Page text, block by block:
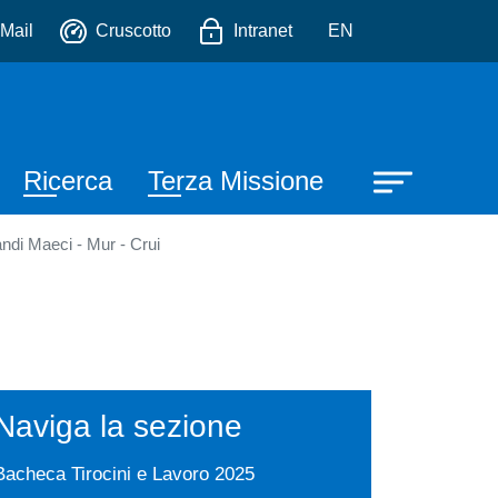
Mail Cruscotto Intranet EN
Ricerca Terza Missione
Maeci - Mur - Crui
la sezione
Tirocini e Lavoro 2025